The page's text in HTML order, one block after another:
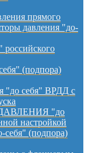
прямого
давления "до-
российского
(подпора)
"до себя" ВРДД с
"до
настройкой
себя" (подпора)